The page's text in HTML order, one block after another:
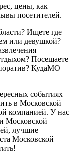
цены, как
посетителей.
Ищете где
или девушкой?
Посещаете
КудаМО
событиях
в Московской
компанией. У нас
Московской
лучшие
Московской